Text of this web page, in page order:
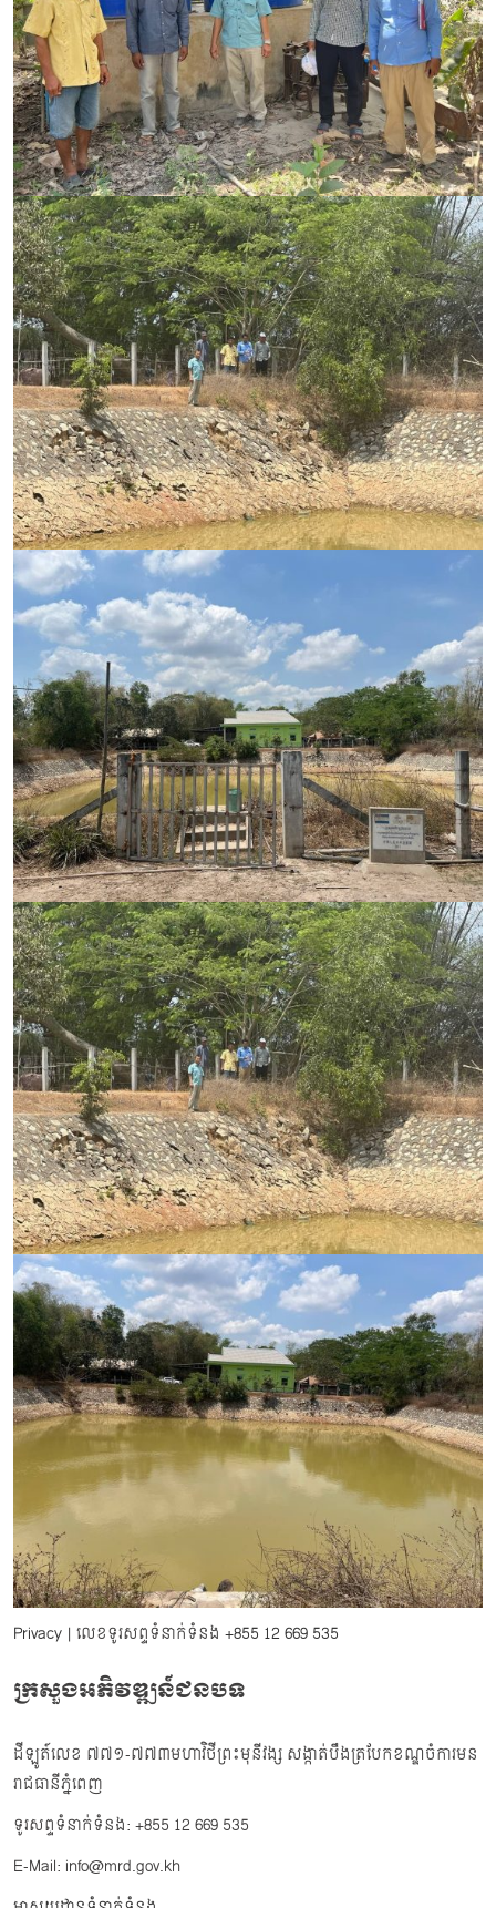
Privacy | លេខទូរសព្ទទំនាក់ទំនង +855 12 669 535
ក្រសួងអភិវឌ្ឍន៍ជនបទ
ដីឡូត៍លេខ ៧៧១-៧៧៣មហាវិថីព្រះមុនីវង្ស សង្កាត់បឹងត្របែកខណ្ឌចំការមន
រាជធានីភ្នំពេញ
ទូរសព្ទទំនាក់ទំនង: +855 12 669 535
E-Mail: info@mrd.gov.kh